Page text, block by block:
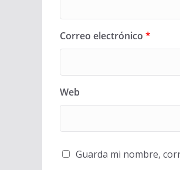
Correo electrónico *
Web
Guarda mi nombre,